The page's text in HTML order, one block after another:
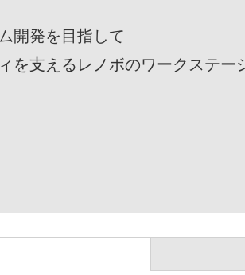
開発を目指して
を支えるレノボのワークステー